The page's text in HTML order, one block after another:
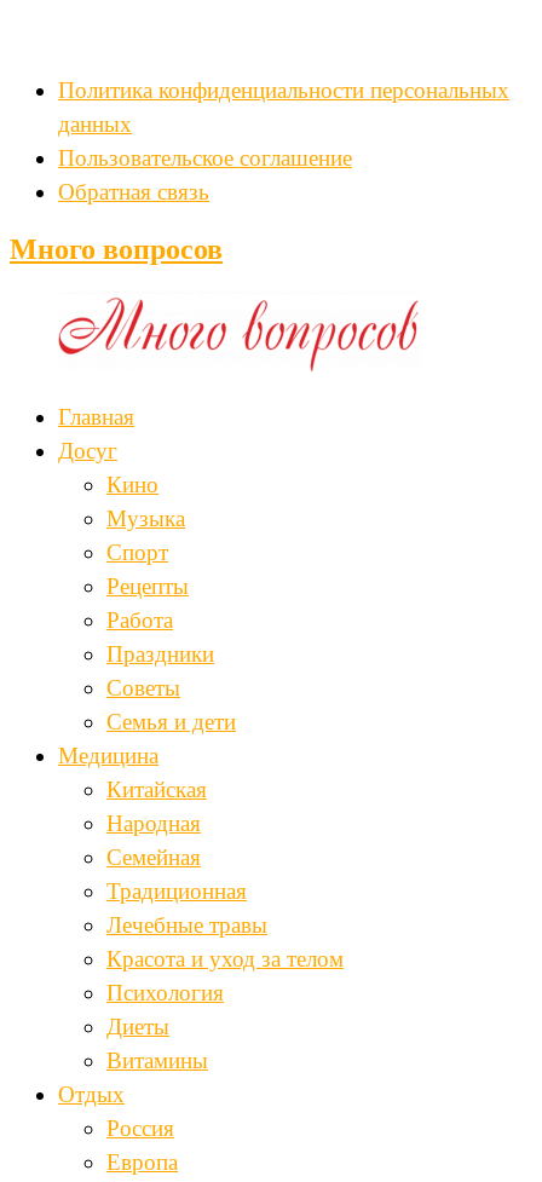
Политика конфиденциальности персональных
данных
Пользовательское соглашение
Обратная связь
Много вопросов
Главная
Досуг
Кино
Музыка
Спорт
Рецепты
Работа
Праздники
Советы
Семья и дети
Медицина
Китайская
Народная
Семейная
Традиционная
Лечебные травы
Красота и уход за телом
Психология
Диеты
Витамины
Отдых
Россия
Европа